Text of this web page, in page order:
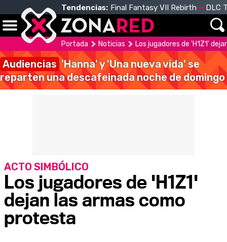
Tendencias: Final Fantasy VII Rebirth DLC
Portada Noticias Los jugadores de 'H1Z1'
Audiencias 'Hanna' y 'Una nueva vida' se
reparten una descafeinada noche de domingo
Los jugadores de 'H1Z1'
dejan las armas como
protesta
ACTO SIMBÓLICO